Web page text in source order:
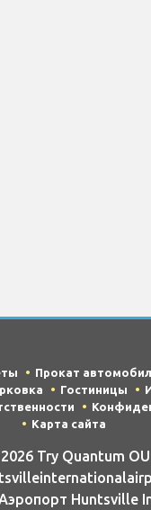
Прокат
Гостиницы
Карта сайта
Try Quantum
Huntsville